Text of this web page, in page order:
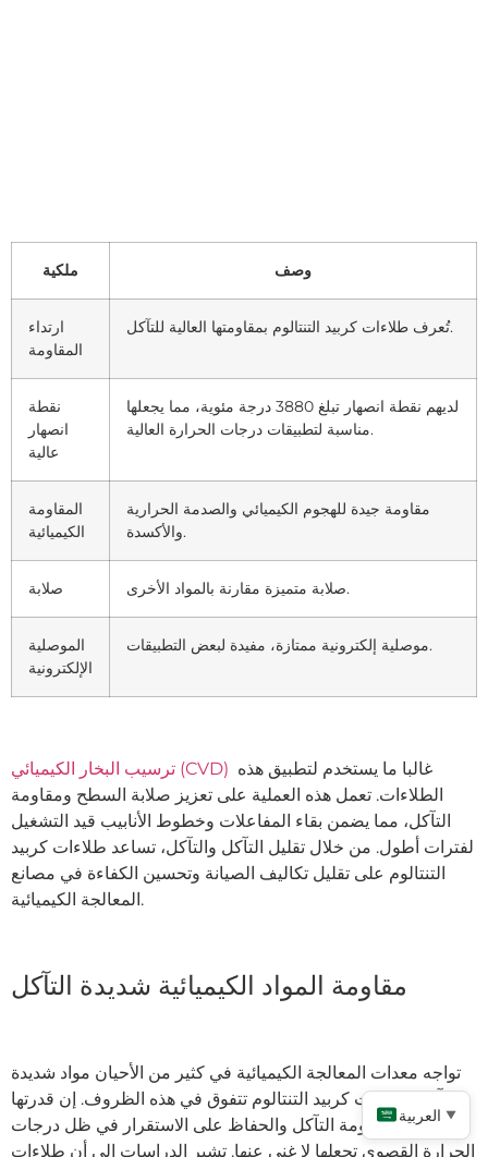
ملكية وصف
ارتداء
المقاومة
تُعرف طلاءات كربيد التنتالوم بمقاومتها العالية للتآكل.
نقطة
انصهار
عالية
لديهم نقطة انصهار تبلغ 3880 درجة مئوية، مما يجعلها
مناسبة لتطبيقات درجات الحرارة العالية.
المقاومة
الكيميائية
مقاومة جيدة للهجوم الكيميائي والصدمة الحرارية
والأكسدة.
صلابة صلابة متميزة مقارنة بالمواد الأخرى.
الموصلية
الإلكترونية
موصلية إلكترونية ممتازة، مفيدة لبعض التطبيقات.
ترسيب البخار الكيميائي (CVD)
الطلاءات. تعمل هذه العملية على تعزيز صلابة السطح ومقاومة
التآكل، مما يضمن بقاء المفاعلات وخطوط الأنابيب قيد التشغيل
لفترات أطول. من خلال تقليل التآكل والتآكل، تساعد طلاءات كربيد
التنتالوم على تقليل تكاليف الصيانة وتحسين الكفاءة في مصانع
المعالجة الكيميائية.
مقاومة المواد الكيميائية شديدة التآكل
تواجه معدات المعالجة الكيميائية في كثير من الأحيان مواد شديدة
التآكل. طلاءات كربيد التنتالوم تتفوق في هذه الظروف. إن قدرتها
على مقاومة التآكل والحفاظ على الاستقرار في ظل درجات
الحرارة القصوى تجعلها لا غنى عنها. تشير الدراسات إلى أن طلاءات
العربية ▼